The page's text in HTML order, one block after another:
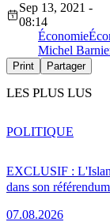
Sep 13, 2021 -
08:14
Économie
Michel
Print Partager
LES PLUS LUS
EXCLUSIF :
dans son
07.08.2026
POLITIQUE